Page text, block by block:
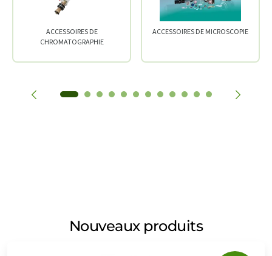
ACCESSOIRES DE
CHROMATOGRAPHIE
ACCESSOIRES DE MICROSCOPIE
Nouveaux produits